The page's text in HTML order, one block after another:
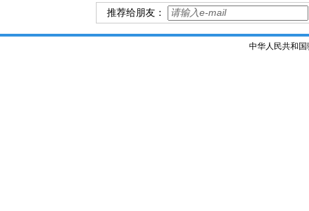
推荐给朋友：
中华人民共和